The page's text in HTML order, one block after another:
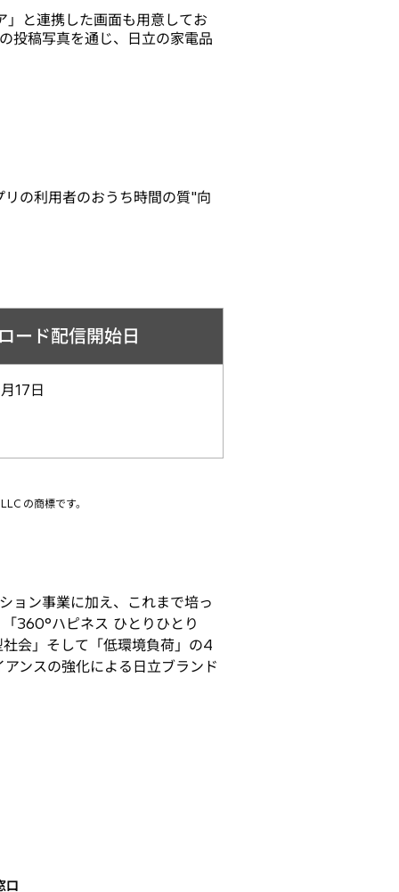
」と連携した画面も用意してお
投稿写真を通じ、日立の家電品
の利用者のおうち時間の質"向
ード配信開始日
17日
の商標です。
ョン事業に加え、これまで培っ
360°ハピネス ひとりひとり
会」そして「低環境負荷」の4
ンスの強化による日立ブランド
口